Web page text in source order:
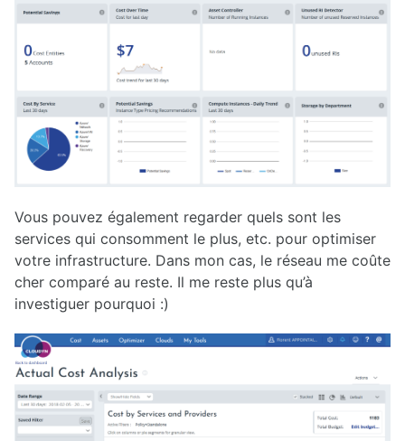
Vous pouvez également regarder quels sont les
services qui consomment le plus, etc. pour optimiser
votre infrastructure. Dans mon cas, le réseau me coûte
cher comparé au reste. Il me reste plus qu’à
investiguer pourquoi :)